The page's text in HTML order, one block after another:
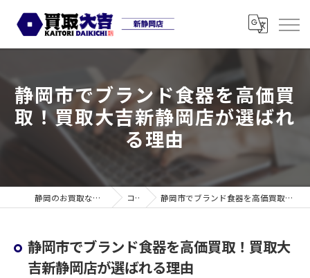
静岡市でブランド食器を高価買
取！買取大吉新静岡店が選ばれ
る理由
静岡のお買取なら買取大吉 新静岡店 コラム 静岡市でブランド食器を高価買取！買取大吉新静岡店が選ばれる理由
静岡市でブランド食器を高価買取！買取大
吉新静岡店が選ばれる理由